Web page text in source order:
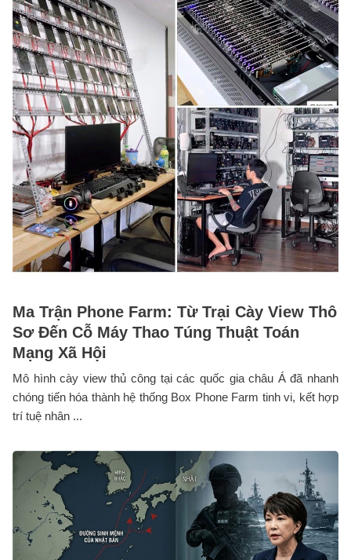
Ma Trận Phone Farm: Từ Trại Cày View Thô
Sơ Đến Cỗ Máy Thao Túng Thuật Toán
Mạng Xã Hội
Mô hình cày view thủ công tại các quốc gia châu Á đã nhanh
chóng tiến hóa thành hệ thống Box Phone Farm tinh vi, kết hợp
trí tuệ nhân ...